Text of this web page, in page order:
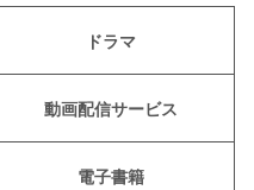
ドラマ
動画配信サービス
電子書籍